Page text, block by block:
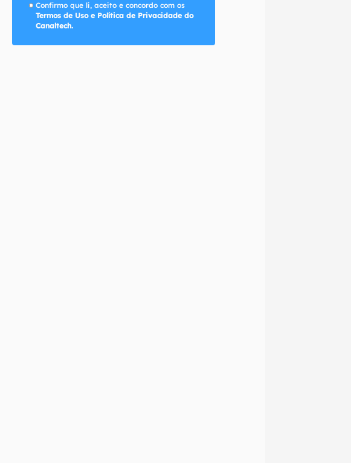
Confirmo que li, aceito e concordo com os
Termos de Uso e Política de Privacidade do
Canaltech.